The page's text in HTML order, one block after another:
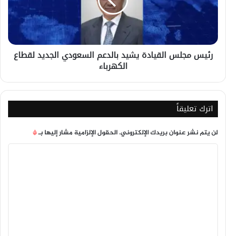
السعودي
الكهرباء
رئيس مجلس القيادة يشيد بالدعم السعودي الجديد لقطاع
الكهرباء
اترك تعليقاً
لن يتم نشر عنوان بريدك الإلكتروني.الحقول الإلزامية مشار إليها بـ*